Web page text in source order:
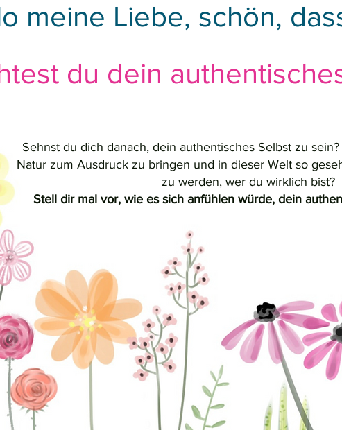
meine Liebe, schön,
du dein
Sehnst du dich danach, dein authentisches Selbst zu
Natur zum Ausdruck zu bringen und in dieser Welt so
zu werden, wer du wirklich bist?
Stell dir mal vor, wie es sich anfühlen würde, dein